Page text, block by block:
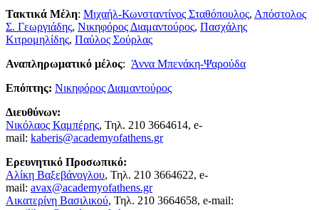
Τακτικά Μέλη: Μιχαήλ-Κωνσταντίνος Σταθόπουλος, Απόστολος
Σ. Γεωργιάδης, Νικηφόρος Διαμαντούρος, Πασχάλης
Κιτρομηλίδης, Παύλος Σούρλας
Αναπληρωματικό μέλος: Άννα Μπενάκη-Ψαρούδα
Eπόπτης: Νικηφόρος Διαμαντούρος
Διευθύνων:
Νικόλαος Καμπέρης, Τηλ. 210 3664614, e-
mail: kaberis@academyofathens.gr
Eρευνητικό Προσωπικό:
Aλίκη Bαξεβάνογλου, Τηλ. 210 3664622, e-
mail: avax@academyofathens.gr
Αικατερίνη Βασιλικού, Τηλ. 210 3664658, e-mail: